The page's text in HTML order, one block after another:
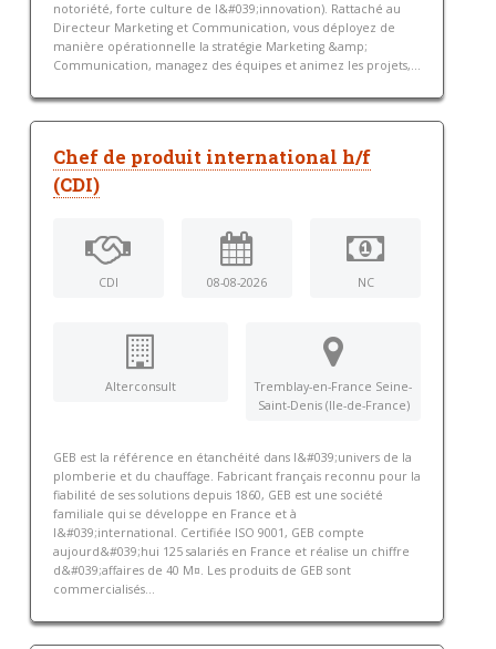
notoriété, forte culture de l&#039;innovation). Rattaché au
Directeur Marketing et Communication, vous déployez de
manière opérationnelle la stratégie Marketing &amp;
Communication, managez des équipes et animez les projets,...
Chef de produit international h/f
(CDI)
CDI 08-08-2026 NC
Alterconsult
Tremblay-en-France Seine-
Saint-Denis (Ile-de-France)
GEB est la référence en étanchéité dans l&#039;univers de la
plomberie et du chauffage. Fabricant français reconnu pour la
fiabilité de ses solutions depuis 1860, GEB est une société
familiale qui se développe en France et à
l&#039;international. Certifiée ISO 9001, GEB compte
aujourd&#039;hui 125 salariés en France et réalise un chiffre
d&#039;affaires de 40 M¤. Les produits de GEB sont
commercialisés...